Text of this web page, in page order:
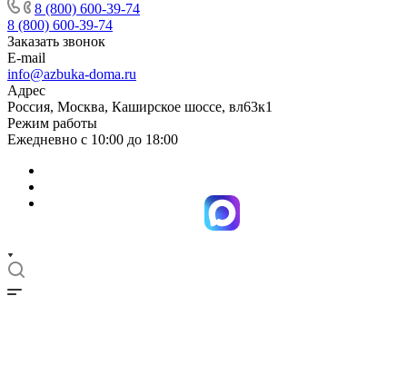
8 (800) 600-39-74
8 (800) 600-39-74
Заказать звонок
E-mail
info@azbuka-doma.ru
Адрес
Россия, Москва, Каширское шоссе, вл63к1
Режим работы
Ежедневно с 10:00 до 18:00